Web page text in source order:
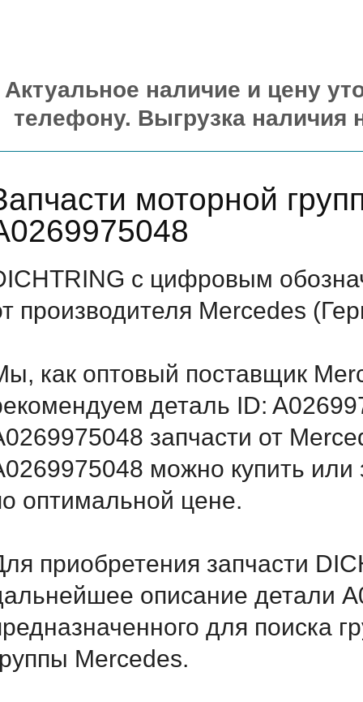
Актуальное наличие и цену
телефону. Выгрузка наличия
моторной
с цифровым
производителя Mercedes
как оптовый поставщик
деталь ID:
запчасти от
можно купить или
оптимальной цене.
приобретения запчасти
описание детали
для поиска
Mercedes.